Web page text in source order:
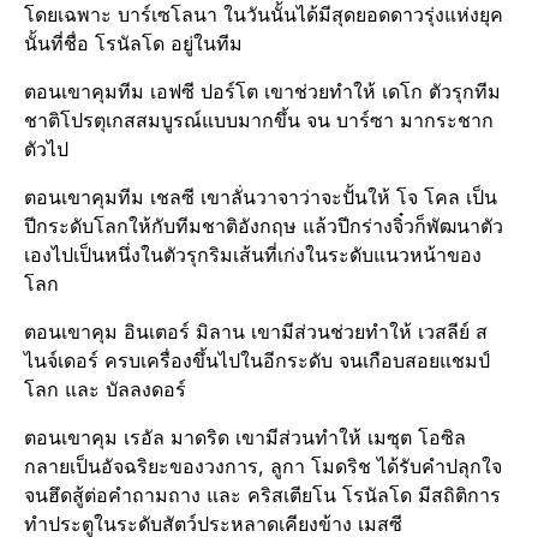
โดยเฉพาะ​ บาร์เซโลนา ในวันนั้นได้มีสุดยอดดาวรุ่ง​แห่งยุค
นั้นที่ชื่อ โรนัลโด อยู่ในทีม
ตอนเขาคุมทีม เอฟซี ปอร์​โต​ เขาช่วยทำให้ เดโก ตัวรุกทีม
ชาติโปรตุเกส​สมบูรณ์แบบ​มากขึ้น จน บาร์ซา มากระชาก
ตัวไป
ตอนเขาคุมทีม เชลซี เขาลั่นวาจาว่าจะปั้นให้ โจ โคล เป็น
ปีกระดับโลกให้กับทีมชาติ​อังกฤษ​ แล้วปีกร่างจิ๋วก็พัฒนา​ตัว
เองไปเป็นหนึ่งในตัวรุกริมเส้นที่เก่งในระดับแนวหน้าของ
โลก
ตอนเขาคุม อินเตอร์​ มิลาน​ เขามีส่วนช่วยทำให้ เวสลีย์ ส
ไนจ์เดอร์ ครบเครื่องขึ้นไปในอีกระดับ จนเกือบสอยแชมป์
โลก และ บัลลงดอร์
ตอนเขาคุม เรอัล มาดริด เขามีส่วนทำให้ เมซุต โอซิล
กลายเป็นอัจฉริยะ​ของวงการ, ลูกา โมดริช ได้รับคำปลุกใจ
จนฮึดสู้ต่อคำถามถาง และ คริสเตียโน โรนัลโด​ มีสถิติการ
ทำประตู​ในระดับสัตว์​ประหลาดเคียงข้าง เมสซี